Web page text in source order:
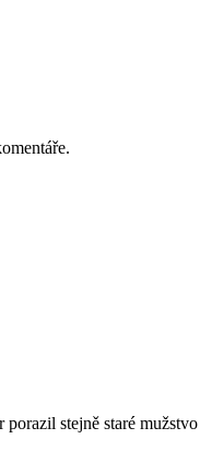
porazil stejně staré